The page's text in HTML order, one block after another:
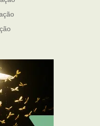
Cama